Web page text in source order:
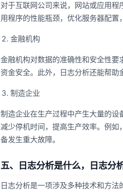
对于互联网公司来说，网站或应用
用程序的性能瓶颈，优化服务器配置
金融机构
金融机构对数据的准确性和安全性
资金安全。此外，日志分析还能帮助
制造企业
制造企业在生产过程中产生大量的设
减少停机时间，提高生产效率。例
备发生重大故障。
五、日志分析是什么，日志分
日志分析是一项涉及多种技术和方